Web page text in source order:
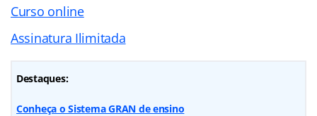
Curso online
Assinatura Ilimitada
Destaques:
Conheça o Sistema GRAN de ensino